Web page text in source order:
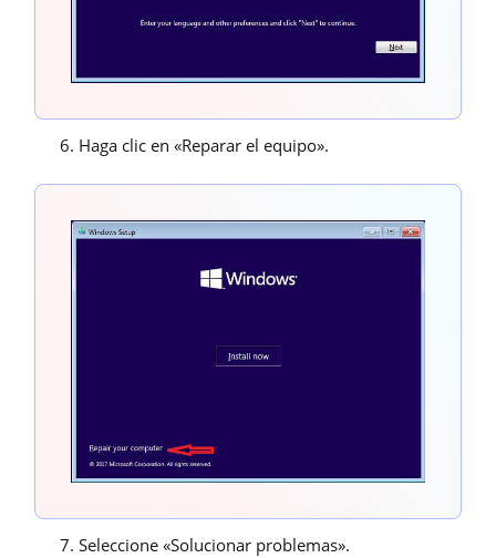
Haga clic en «Reparar el equipo».
Seleccione «Solucionar problemas».